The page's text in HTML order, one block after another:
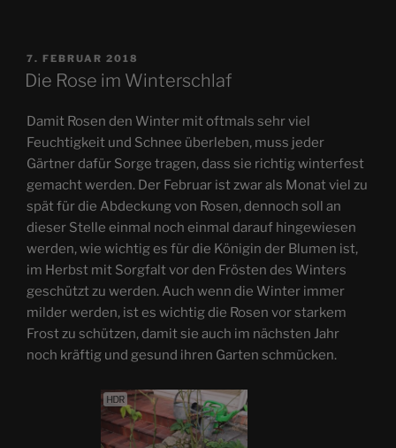
VERÖFFENTLICHT
AM
7. FEBRUAR 2018
Die Rose im Winterschlaf
Damit Rosen den Winter mit oftmals sehr viel
Feuchtigkeit und Schnee überleben, muss jeder
Gärtner dafür Sorge tragen, dass sie richtig winterfest
gemacht werden. Der Februar ist zwar als Monat viel zu
spät für die Abdeckung von Rosen, dennoch soll an
dieser Stelle einmal noch einmal darauf hingewiesen
werden, wie wichtig es für die Königin der Blumen ist,
im Herbst mit Sorgfalt vor den Frösten des Winters
geschützt zu werden. Auch wenn die Winter immer
milder werden, ist es wichtig die Rosen vor starkem
Frost zu schützen, damit sie auch im nächsten Jahr
noch kräftig und gesund ihren Garten schmücken.